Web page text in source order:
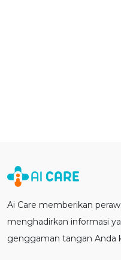
Ai Care memberikan
menghadirkan informasi
genggaman tangan Anda